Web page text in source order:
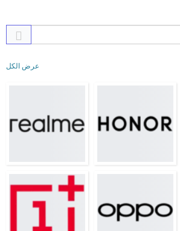
عرض الكل